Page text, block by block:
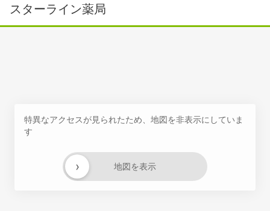
スターライン薬局
特異なアクセスが見られたため、地図を非表示にしていま
す
地図を表示
›